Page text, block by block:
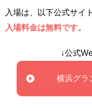
入場は、以下公式サイ
入場料金は無料です。
↓公式
横浜グラ